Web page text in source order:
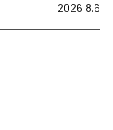
2026.8.6